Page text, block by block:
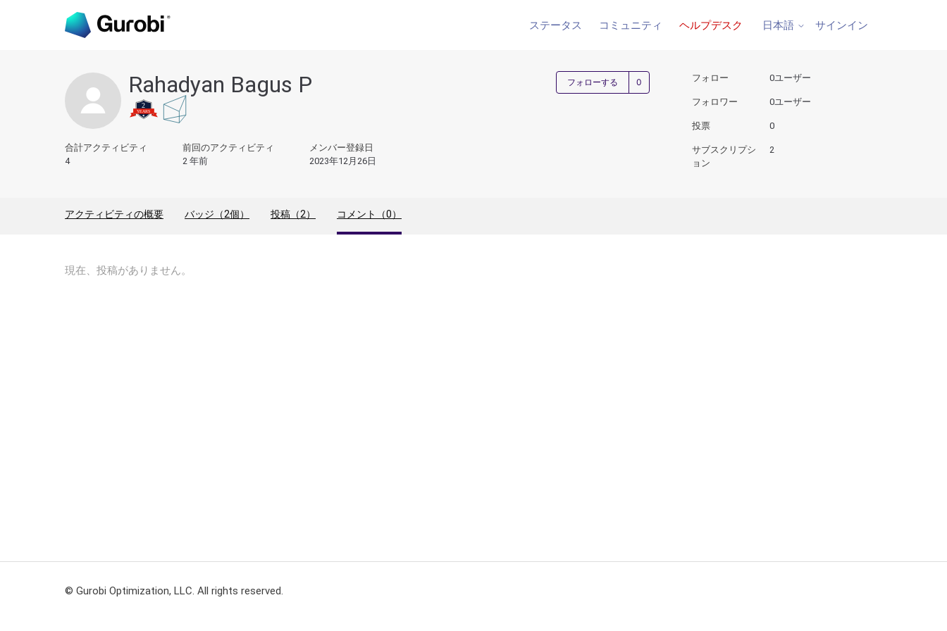
ステータス コミュニティ ヘルプデスク 日本語 サインイン
Rahadyan Bagus P フォローする 0人がフォロー中
合計アクティビティ
4
前回のアクティビティ
2 年前
メンバー登録日
2023年12月26日
フォロー 0ユーザー
フォロワー 0ユーザー
投票 0
サブスクリプシ
ョン
2
アクティビティの概要 バッジ（2個） 投稿（2） コメント（0）
現在、投稿がありません。
© Gurobi Optimization, LLC. All rights reserved.